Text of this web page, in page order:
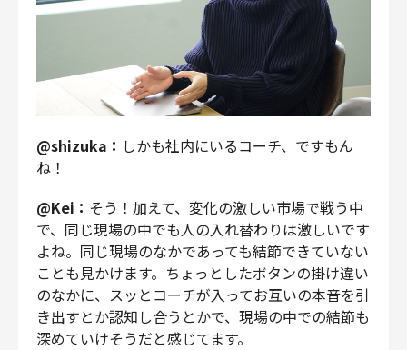
@shizuka： しかも社内にいるコーチ、ですもん
ね！
@Kei： そう！加えて、変化の激しい市場で戦う中
で、同じ現場の中でも人の入れ替わりは激しいです
よね。同じ現場のなかであっても結節できていない
ことも見かけます。ちょっとしたボタンの掛け違い
のなかに、スッとコーチが入ってお互いの本音を引
き出すとか認知し合うとかで、現場の中での結節も
深めていけそうだと感じてます。